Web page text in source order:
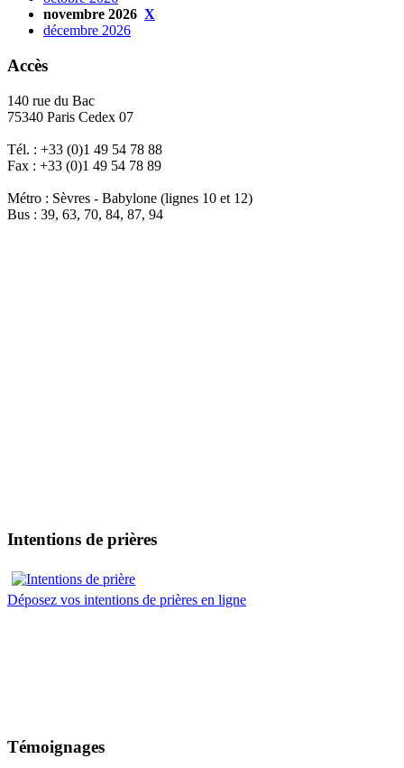
novembre 2026 X
décembre 2026
Accès
140 rue du Bac
75340 Paris Cedex 07
Tél. : +33 (0)1 49 54 78 88
Fax : +33 (0)1 49 54 78 89
Métro : Sèvres - Babylone (lignes 10 et 12)
Bus : 39, 63, 70, 84, 87, 94
Intentions de prières
Déposez vos intentions de prières en ligne
Témoignages